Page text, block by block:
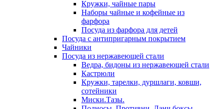
Кружки, чайные пары
Наборы чайные и кофейные из
фарфора
Посуда из фарфора для детей
Посуда с антипригарным покрытием
Чайники
Посуда из нержавеющей стали
Ведра, бидоны из нержавеющей стали
Кастрюли
Кружки, тарелки, дуршлаги, ковши,
сотейники
Миски.Тазы.